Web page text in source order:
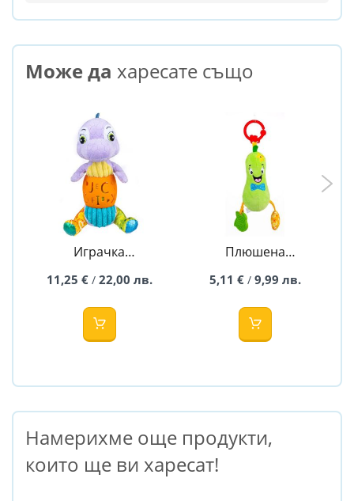
Може да харесате също
Играчка
Bendy - Bali Bazoo
11,25 €/ 22,00 лв.
Плюшена
количка Bell - Bali
5,11 €/ 9,99 лв.
Намерихме още продукти,
които ще ви харесат!